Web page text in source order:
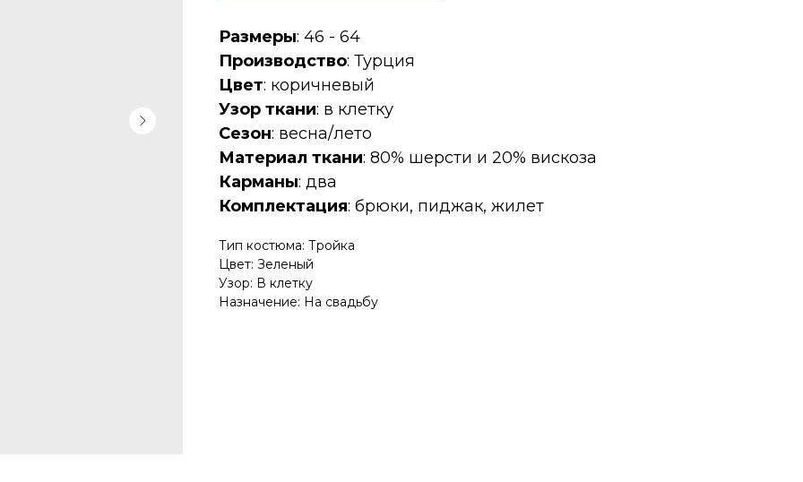
Размеры: 46 - 64
Производство: Турция
Цвет: коричневый
Узор ткани: в клетку
Сезон: весна/лето
Материал ткани: 80% шерсти и 20% вискоза
Карманы: два
Комплектация: брюки, пиджак, жилет
Тип костюма: Тройка
Цвет: Зеленый
Узор: В клетку
Назначение: На свадьбу